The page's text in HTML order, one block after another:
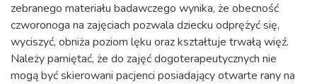
zebranego materiału badawczego wynika, że obecność
czworonoga na zajęciach pozwala dziecku odprężyć się,
wyciszyć, obniża poziom lęku oraz kształtuje trwałą więź.
Należy pamiętać, że do zajęć dogoterapeutycznych nie
mogą być skierowani pacjenci posiadający otwarte rany na